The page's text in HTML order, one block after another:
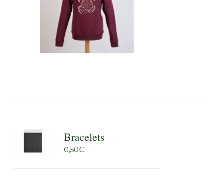
Bracelets
0,50€